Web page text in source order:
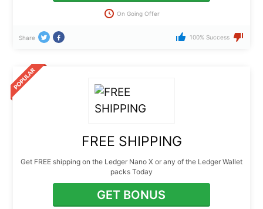
On Going Offer
Share 100% Success
FREE SHIPPING
Get FREE shipping on the Ledger Nano X or any of the Ledger Wallet
packs Today
GET BONUS